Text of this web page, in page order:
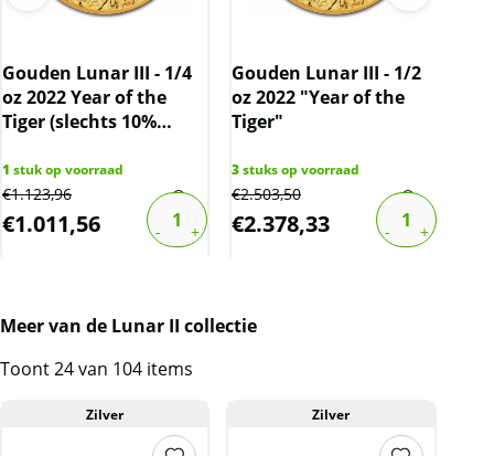
Gouden Lunar III - 1/4
oz 2022 Year of the
Tiger (slechts 10%
1 stuk op voorraad
€1.123,96
€1.011,56
Gouden Lunar III - 1/2
oz 2022 "Year of the
Tiger"
3stuks op voorraad
€2.503,50
€2.378,33
Meer van de Lunar II collectie
Toont 24 van 104 items
Zilver Zilver